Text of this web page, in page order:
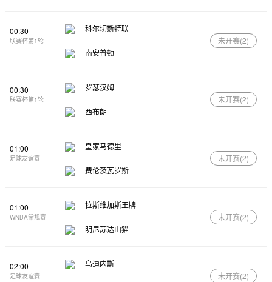
00:30
联赛杯第1轮
科尔切斯特联
南安普顿
未开赛(2)
00:30
联赛杯第1轮
罗瑟汉姆
西布朗
未开赛(2)
01:00
足球友谊赛
皇家马德里
费伦茨瓦罗斯
未开赛(2)
01:00
WNBA常规赛
拉斯维加斯王牌
明尼苏达山猫
未开赛(2)
02:00
足球友谊赛
乌迪内斯
未开赛(2)